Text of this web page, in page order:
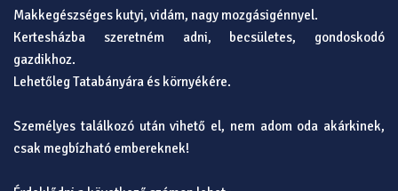
Makkegészséges kutyi, vidám, nagy mozgásigénnyel.
Kertesházba szeretném adni, becsületes, gondoskodó
gazdikhoz.
Lehetőleg Tatabányára és környékére.
Személyes találkozó után vihető el, nem adom oda akárkinek,
csak megbízható embereknek!